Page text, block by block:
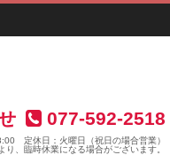
077-592-2518
定休日：火曜日（祝日の場合営業）
り、臨時休業になる場合がございます。